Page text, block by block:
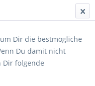
Dir die bestmögliche
Du damit nicht
Dir folgende